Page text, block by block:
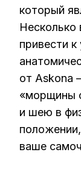
который
Несколько
привести
от Askona
«морщины
и шею в
ваше